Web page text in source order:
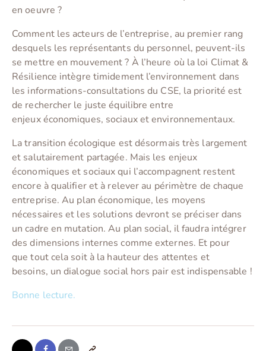
en oeuvre ?
Comment les acteurs de l’entreprise, au premier rang
desquels les représentants du personnel, peuvent-ils
se mettre en mouvement ? À l’heure où la loi Climat &
Résilience intègre timidement l’environnement dans
les informations-consultations du CSE, la priorité est
de rechercher le juste équilibre entre
enjeux économiques, sociaux et environnementaux.
La transition écologique est désormais très largement
et salutairement partagée. Mais les enjeux
économiques et sociaux qui l’accompagnent restent
encore à qualifier et à relever au périmètre de chaque
entreprise. Au plan économique, les moyens
nécessaires et les solutions devront se préciser dans
un cadre en mutation. Au plan social, il faudra intégrer
des dimensions internes comme externes. Et pour
que tout cela soit à la hauteur des attentes et
besoins, un dialogue social hors pair est indispensable !
Bonne lecture.